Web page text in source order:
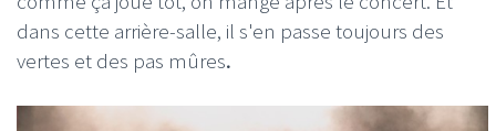
dans cette arrière-salle, il s'en passe toujours des
vertes et des pas mûres.